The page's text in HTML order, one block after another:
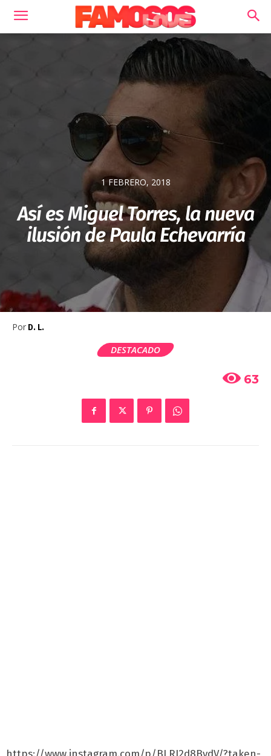
1 FEBRERO, 2018
Así es Miguel Torres, la nueva
ilusión de Paula Echevarría
Por D. L.
DESTACADO
63